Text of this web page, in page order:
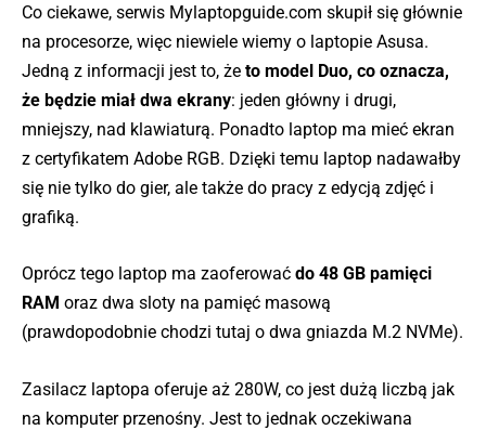
Co ciekawe, serwis Mylaptopguide.com skupił się głównie
na procesorze, więc niewiele wiemy o laptopie Asusa.
Jedną z informacji jest to, że to model Duo, co oznacza,
że będzie miał dwa ekrany: jeden główny i drugi,
mniejszy, nad klawiaturą. Ponadto laptop ma mieć ekran
z certyfikatem Adobe RGB. Dzięki temu laptop nadawałby
się nie tylko do gier, ale także do pracy z edycją zdjęć i
grafiką.
Oprócz tego laptop ma zaoferować do 48 GB pamięci
RAM oraz dwa sloty na pamięć masową
(prawdopodobnie chodzi tutaj o dwa gniazda M.2 NVMe).
Zasilacz laptopa oferuje aż 280W, co jest dużą liczbą jak
na komputer przenośny. Jest to jednak oczekiwana